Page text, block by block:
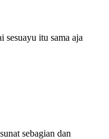
sesuayu itu sama aja
sebagian dan